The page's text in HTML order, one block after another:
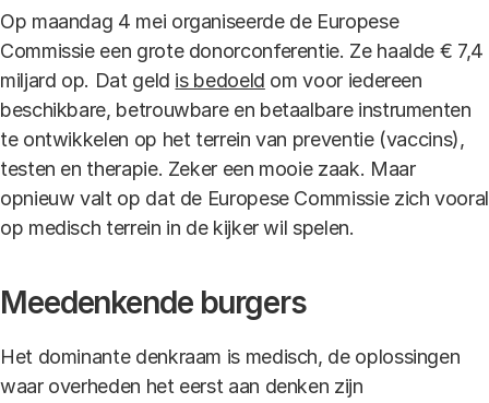
Op maandag 4 mei organiseerde de Europese
Commissie een grote donorconferentie. Ze haalde € 7,4
miljard op. Dat geld is bedoeld om voor iedereen
beschikbare, betrouwbare en betaalbare instrumenten
te ontwikkelen op het terrein van preventie (vaccins),
testen en therapie. Zeker een mooie zaak. Maar
opnieuw valt op dat de Europese Commissie zich vooral
op medisch terrein in de kijker wil spelen.
Meedenkende burgers
Het dominante denkraam is medisch, de oplossingen
waar overheden het eerst aan denken zijn